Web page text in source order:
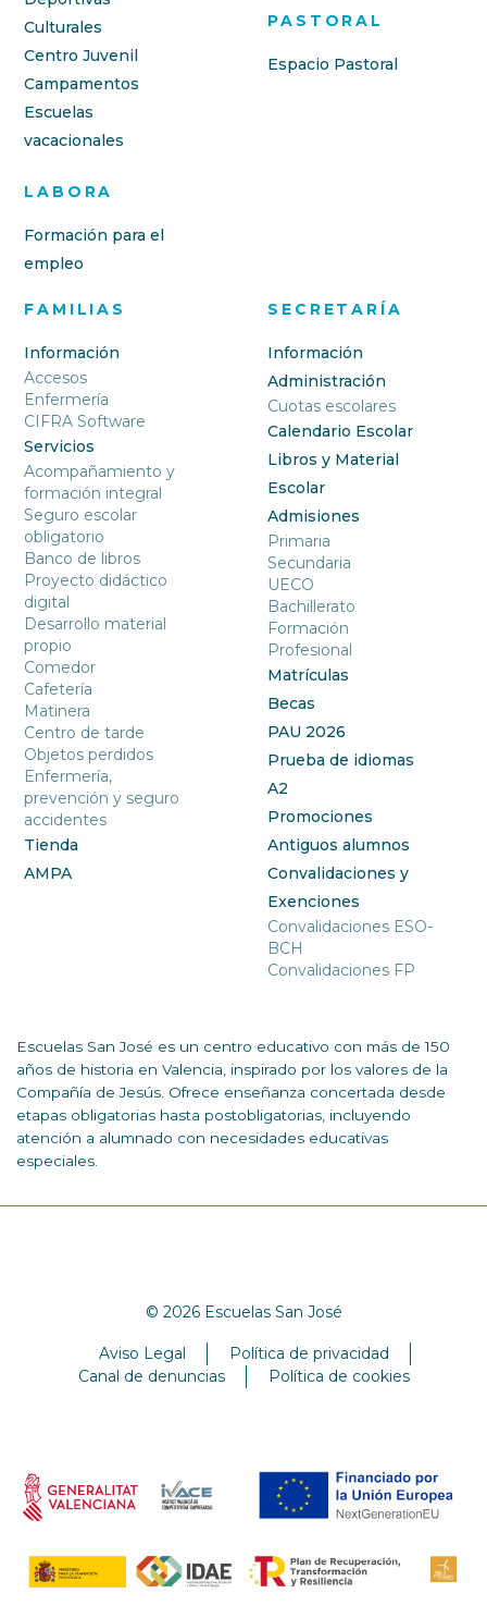
Culturales
Centro Juvenil
Campamentos
Escuelas
vacacionales
LABORA
Formación para el
empleo
PASTORAL
Espacio Pastoral
FAMILIAS
Información
Accesos
Enfermería
CIFRA Software
Servicios
Acompañamiento y
formación integral
Seguro escolar
obligatorio
Banco de libros
Proyecto didáctico
digital
Desarrollo material
propio
Comedor
Cafetería
Matinera
Centro de tarde
Objetos perdidos
Enfermería,
prevención y seguro
accidentes
Tienda
AMPA
SECRETARÍA
Información
Administración
Cuotas escolares
Calendario Escolar
Libros y Material
Escolar
Admisiones
Primaria
Secundaria
UECO
Bachillerato
Formación
Profesional
Matrículas
Becas
PAU 2026
Prueba de idiomas
A2
Promociones
Antiguos alumnos
Convalidaciones y
Exenciones
Convalidaciones ESO-
BCH
Convalidaciones FP
Escuelas San José es un centro educativo con más de 150
años de historia en Valencia, inspirado por los valores de la
Compañía de Jesús. Ofrece enseñanza concertada desde
etapas obligatorias hasta postobligatorias, incluyendo
atención a alumnado con necesidades educativas
especiales.
© 2026 Escuelas San José
Aviso Legal
Política de privacidad
Canal de denuncias
Política de cookies